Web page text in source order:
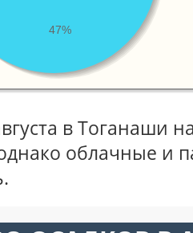
47%
в Тоганаши
облачные и